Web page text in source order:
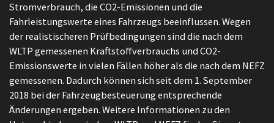
Stromverbrauch, die CO2-Emissionen und die
Fahrleistungswerte eines Fahrzeugs beeinflussen. Wegen
der realistischeren Prüfbedingungen sind die nach dem
WLTP gemessenen Kraftstoffverbrauchs und CO2-
Emissionswerte in vielen Fällen höher als die nach dem NEFZ
gemessenen. Dadurch können sich seit dem 1. September
2018 bei der Fahrzeugbesteuerung entsprechende
Änderungen ergeben. Weitere Informationen zu den